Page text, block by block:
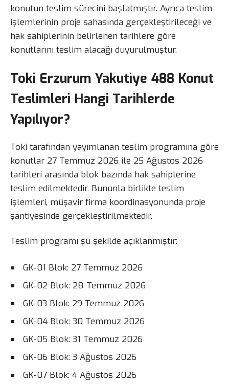
konutun teslim sürecini başlatmıştır. Ayrıca teslim
işlemlerinin proje sahasında gerçekleştirileceği ve
hak sahiplerinin belirlenen tarihlere göre
konutlarını teslim alacağı duyurulmuştur.
Toki Erzurum Yakutiye 488 Konut
Teslimleri Hangi Tarihlerde
Yapılıyor?
Toki tarafından yayımlanan teslim programına göre
konutlar 27 Temmuz 2026 ile 25 Ağustos 2026
tarihleri arasında blok bazında hak sahiplerine
teslim edilmektedir. Bununla birlikte teslim
işlemleri, müşavir firma koordinasyonunda proje
şantiyesinde gerçekleştirilmektedir.
Teslim programı şu şekilde açıklanmıştır:
GK-01 Blok: 27 Temmuz 2026
GK-02 Blok: 28 Temmuz 2026
GK-03 Blok: 29 Temmuz 2026
GK-04 Blok: 30 Temmuz 2026
GK-05 Blok: 31 Temmuz 2026
GK-06 Blok: 3 Ağustos 2026
GK-07 Blok: 4 Ağustos 2026